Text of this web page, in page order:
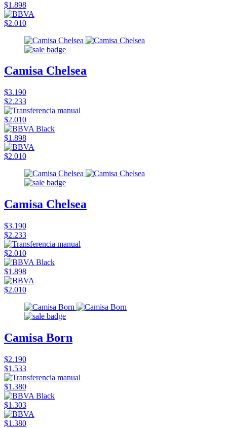
$1.898
$2.010
Camisa Chelsea
$3.190
$2.233
$2.010
$1.898
$2.010
Camisa Chelsea
$3.190
$2.233
$2.010
$1.898
$2.010
Camisa Born
$2.190
$1.533
$1.380
$1.303
$1.380